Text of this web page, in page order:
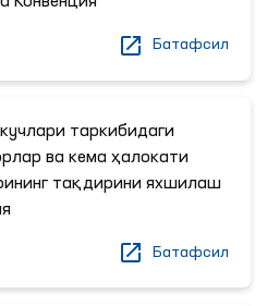
Батафсил
таркибидаги
ва кема ҳалокати
тақдирини яхшилаш
Батафсил